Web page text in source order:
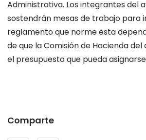
Administrativa. Los integrantes del
sostendrán mesas de trabajo para
reglamento que norme esta
de que la Comisión de Hacienda
el presupuesto que pueda
Comparte